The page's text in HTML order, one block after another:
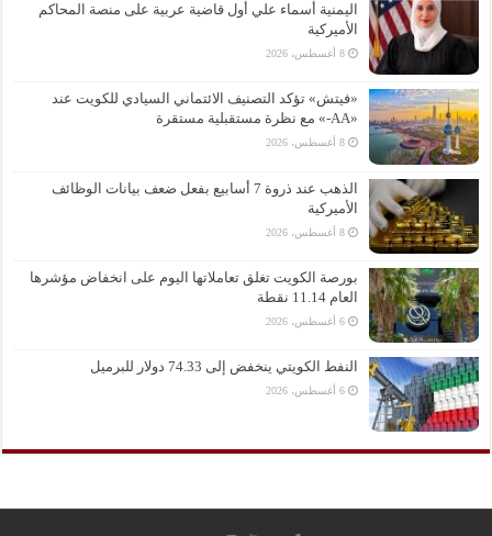
اليمنية أسماء علي أول قاضية عربية على منصة المحاكم
الأميركية
8 أغسطس، 2026
«فيتش» تؤكد التصنيف الائتماني السيادي للكويت عند
«AA-» مع نظرة مستقبلية مستقرة
8 أغسطس، 2026
الذهب عند ذروة 7 أسابيع بفعل ضعف بيانات الوظائف
الأميركية
8 أغسطس، 2026
بورصة الكويت تغلق تعاملاتها اليوم على انخفاض مؤشرها
العام 11.14 نقطة
6 أغسطس، 2026
النفط الكويتي ينخفض إلى 74.33 دولار للبرميل
6 أغسطس، 2026